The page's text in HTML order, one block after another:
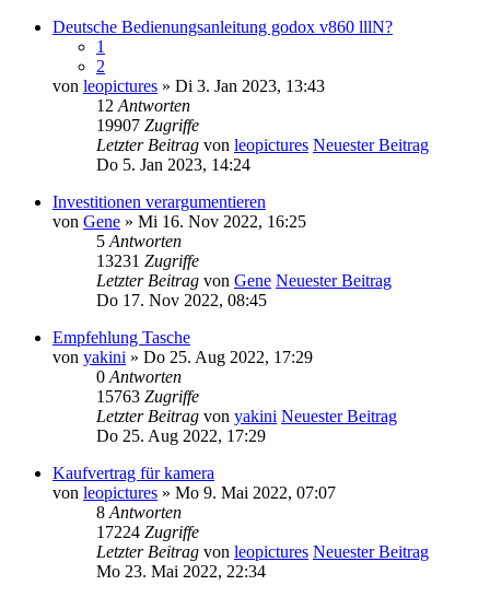
Deutsche Bedienungsanleitung godox v860 lllN?
1
2
von leopictures » Di 3. Jan 2023, 13:43
12 Antworten
19907 Zugriffe
Letzter Beitrag von leopictures Neuester Beitrag
Do 5. Jan 2023, 14:24
Investitionen verargumentieren
von Gene » Mi 16. Nov 2022, 16:25
5 Antworten
13231 Zugriffe
Letzter Beitrag von Gene Neuester Beitrag
Do 17. Nov 2022, 08:45
Empfehlung Tasche
von yakini » Do 25. Aug 2022, 17:29
0 Antworten
15763 Zugriffe
Letzter Beitrag von yakini Neuester Beitrag
Do 25. Aug 2022, 17:29
Kaufvertrag für kamera
von leopictures » Mo 9. Mai 2022, 07:07
8 Antworten
17224 Zugriffe
Letzter Beitrag von leopictures Neuester Beitrag
Mo 23. Mai 2022, 22:34